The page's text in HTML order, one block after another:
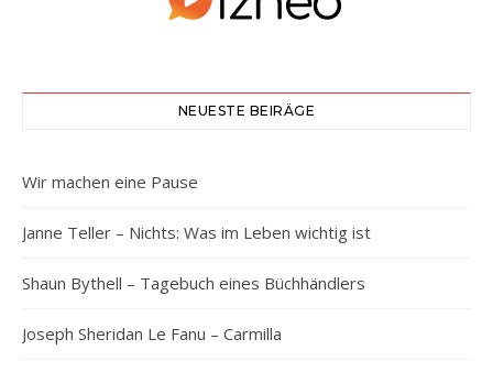
NEUESTE BEIRÄGE
Wir machen eine Pause
Janne Teller – Nichts: Was im Leben wichtig ist
Shaun Bythell – Tagebuch eines Büchhändlers
Joseph Sheridan Le Fanu – Carmilla